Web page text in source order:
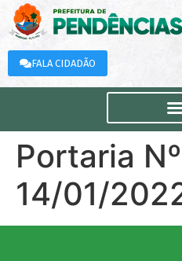
FALA CIDADÃO
Portaria
14/01/